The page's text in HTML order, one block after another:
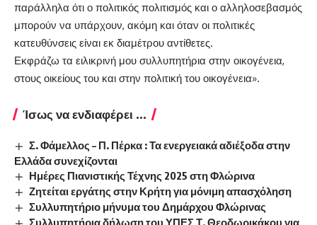
παράλληλα ότι ο πολιτικός πολιτισμός και ο αλληλοσεβασμός
μπορούν να υπάρχουν, ακόμη και όταν οι πολιτικές
κατευθύνσεις είναι εκ διαμέτρου αντίθετες.
Εκφράζω τα ειλικρινή μου συλλυπητήρια στην οικογένεια,
στους οικείους του και στην πολιτική του οικογένεια».
Ίσως να ενδιαφέρει ...
Σ. Φάμελλος – Π. Πέρκα : Τα ενεργειακά αδιέξοδα στην
Ελλάδα συνεχίζονται
Ημέρες Πιανιστικής Τέχνης 2025 στη Φλώρινα
Ζητείται εργάτης στην Κρήτη για μόνιμη απασχόληση
Συλλυπητήριο μήνυμα του Δημάρχου Φλώρινας
Συλλυπητήρια δήλωση του ΥΠΕΣ Τ. Θεοδωρικάκου για